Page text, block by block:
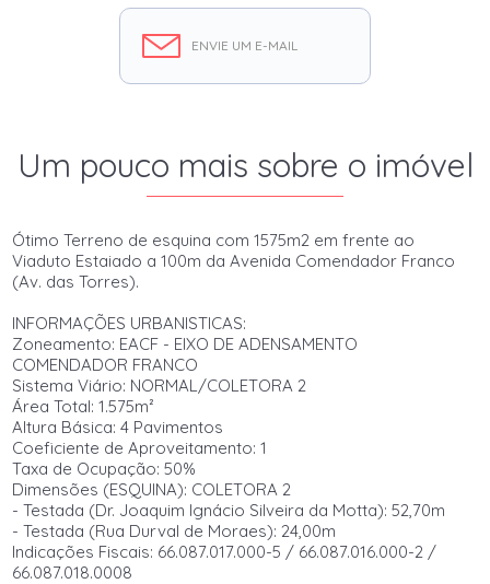
ENVIE UM E-MAIL
Um pouco mais sobre o imóvel
Ótimo Terreno de esquina com 1575m2 em frente ao
Viaduto Estaiado a 100m da Avenida Comendador Franco
(Av. das Torres).
INFORMAÇÕES URBANISTICAS:
Zoneamento: EACF - EIXO DE ADENSAMENTO
COMENDADOR FRANCO
Sistema Viário: NORMAL/COLETORA 2
Área Total: 1.575m²
Altura Básica: 4 Pavimentos
Coeficiente de Aproveitamento: 1
Taxa de Ocupação: 50%
Dimensões (ESQUINA): COLETORA 2
- Testada (Dr. Joaquim Ignácio Silveira da Motta): 52,70m
- Testada (Rua Durval de Moraes): 24,00m
Indicações Fiscais: 66.087.017.000-5 / 66.087.016.000-2 /
66.087.018.0008